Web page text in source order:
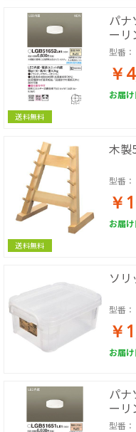
送料無料
パナ
ーリ
形1
型番：
￥
お届
送料無料
木製
型番：
￥
お届
ソリ
型番：
￥
お届
パナ
ーリ
形1
型番：